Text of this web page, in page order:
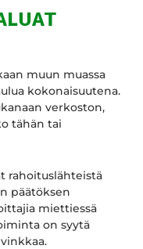
muun muassa
kokonaisuutena.
verkoston,
tähän tai
rahoituslähteistä
päätöksen
miettiessä
on syytä
vinkkaa.